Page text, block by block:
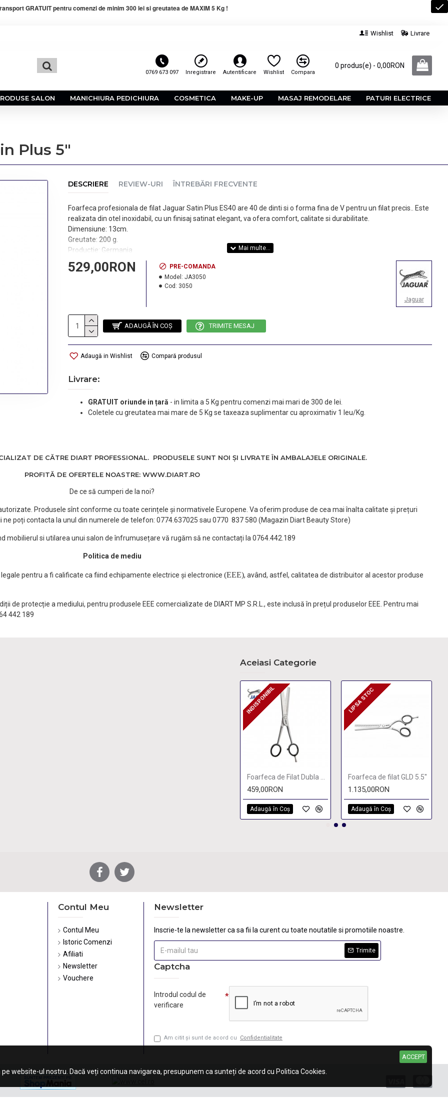
GRATUIT pentru comenzi de minim 300 lei si greutatea de MAXIM 5 Kg !
Wishlist Livrare
0769 673 097 Inregistrare Autentificare Wishlist Compara
0 produs(e) - 0,00RON
SALON MANICHIURA PEDICHIURA COSMETICA MAKE-UP MASAJ REMODELARE PATURI ELECTRICE
Plus 5"
DESCRIERE REVIEW-URI ÎNTREBĂRI FRECVENTE
Foarfeca profesionala de filat Jaguar Satin Plus ES40 are 40 de dinti si o forma fina de V pentru un filat precis.. Este
realizata din otel inoxidabil, cu un finisaj satinat elegant, va ofera comfort, calitate si durabilitate.
Dimensiune: 13cm.
Greutate: 200 g.
Productie: Germania
529,00RON
PRE-COMANDA
Model: JA3050
Cod: 3050
Jaguar
ADAUGĂ ÎN COŞ TRIMITE MESAJ
Adaugă in Wishlist Compară produsul
Livrare:
GRATUIT oriunde in țară - in limita a 5 Kg pentru comenzi mai mari de 300 de lei.
Coletele cu greutatea mai mare de 5 Kg se taxeaza suplimentar cu aproximativ 1 leu/Kg.
DE CĂTRE DIART PROFESSIONAL. PRODUSELE SUNT NOI ȘI LIVRATE ÎN AMBALAJELE ORIGINALE.
PROFITĂ DE OFERTELE NOASTRE: WWW.DIART.RO
De ce să cumperi de la noi?
Produsele sînt conforme cu toate cerințele și normativele Europene. Va oferim produse de cea mai înalta calitate și prețuri
poți contacta la unul din numerele de telefon: 0774.637025 sau 0770 837 580 (Magazin Diart Beauty Store)
mobilierul si utilarea unui salon de înfrumusețare vă rugăm să ne contactați la 0764.442.189
Politica de mediu
pentru a fi calificate ca fiind echipamente electrice și electronice (EEE), având, astfel, calitatea de distribuitor al acestor produse
de protecție a mediului, pentru produsele EEE comercializate de DIART MP S.R.L., este inclusă în prețul produselor EEE. Pentru mai
442 189
Aceiasi Categorie
INDISPONIBIL
INDISPONIBIL
459,00RON
Adaugă în Coş
LIPSA STOC
LIPSA STOC
Foarfeca de filat GLD 5.5''
1.135,00RON
Adaugă în Coş
Contul Meu
Contul Meu
Istoric Comenzi
Afiliati
Newsletter
Vouchere
Newsletter
Inscrie-te la newsletter ca sa fii la curent cu toate noutatile si promotiile noastre.
Trimite
Captcha
Introdul codul de
verificare
Am citit şi sunt de acord cu Confidentialitate
ACCEPT
website-ul nostru. Dacă veți continua navigarea, presupunem ca sunteți de acord cu Politica Cookies.